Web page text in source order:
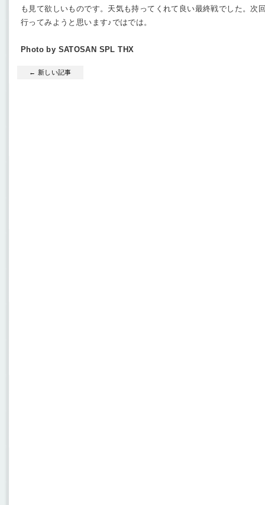
も見て欲しいものです。天気も持ってくれて良い最終戦でした。次
行ってみようと思います♪ではでは。
Photo by SATOSAN SPL THX
← 新しい記事